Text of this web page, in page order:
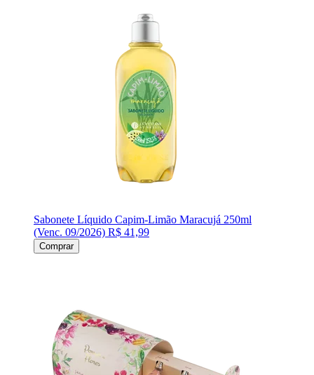
Sabonete Líquido Capim-Limão Maracujá 250ml
(Venc. 09/2026) R$ 41,99
Comprar